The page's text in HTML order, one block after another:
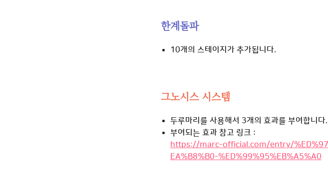
한계돌파
10개의 스테이지가 추가됩니다.
그노시스 시스템
두루마리를 사용해서 3개의 효과를 부여합니다.
부여되는 효과 참고 링크 :
https://marc-official.com/entry/
EA%B8%B0-%ED%99%95%EB%A5%A0